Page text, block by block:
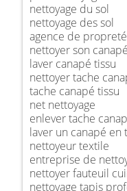
nettoyage du sol
nettoyage des sol
agence de propreté
nettoyer son
laver canapé tissu
nettoyer tache
tache canapé tissu
net nettoyage
enlever tache
laver un canapé en
nettoyeur textile
entreprise de
nettoyer fauteuil
nettoyage tapis